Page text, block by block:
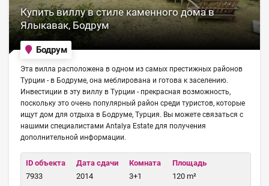
Купить виллу в стиле каменного дома в
Ялыкавак, Бодрум
Бодрум
Эта вилла расположена в одном из самых престижных районов
Турции - в Бодруме, она меблирована и готова к заселению.
Инвестиции в эту виллу в Турции - прекрасная возможность,
поскольку это очень популярный район среди туристов, которые
ищут дом для отдыха в Бодруме, Турция. Вы можете связаться с
нашими специалистами Antalya Estate для получения
дополнительной информации.
ID объекта
7933
Дата сдачи
2014
Комната
3+1
Площадь
120 m²